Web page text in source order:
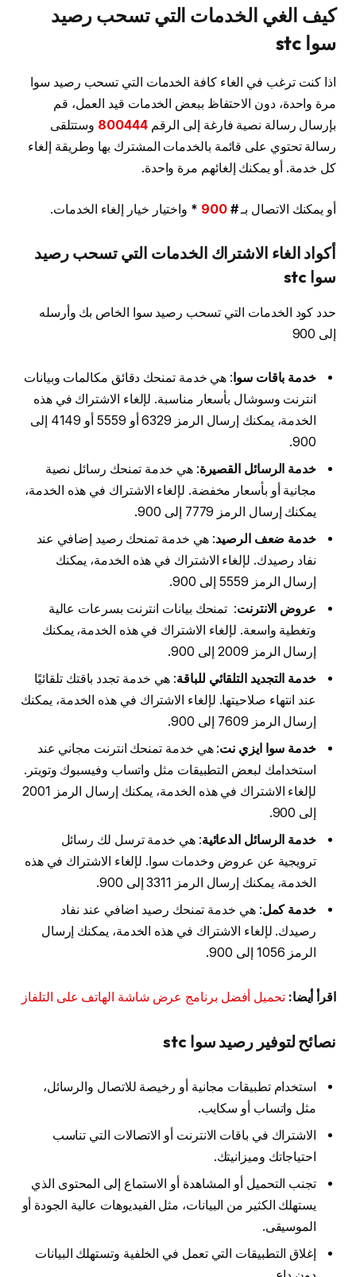
كيف الغي الخدمات التي تسحب رصيد
سوا stc
اذا كنت ترغب في الغاء كافة الخدمات التي تسحب رصيد سوا
مرة واحدة، دون الاحتفاظ ببعض الخدمات قيد العمل، قم
بإرسال رسالة نصية فارغة إلى الرقم800444 وستتلقى
رسالة تحتوي على قائمة بالخدمات المشترك بها وطريقة إلغاء
كل خدمة. أو يمكنك إلغائهم مرة واحدة.
أو يمكنك الاتصال بـ#
900
* واختيار خيار إلغاء الخدمات.
أكواد الغاء الاشتراك الخدمات التي تسحب رصيد
سوا stc
حدد كود الخدمات التي تسحب رصيد سوا الخاص بك وأرسله
إلى 900
خدمة باقات سوا : هي خدمة تمنحك دقائق مكالمات وبيانات
انترنت وسوشال بأسعار مناسبة. لإلغاء الاشتراك في هذه
الخدمة، يمكنك إرسال الرمز 6329 أو 5559 أو 4149 إلى
900.
خدمة الرسائل القصيرة: هي خدمة تمنحك رسائل نصية
مجانية أو بأسعار مخفضة. لإلغاء الاشتراك في هذه الخدمة،
يمكنك إرسال الرمز 7779 إلى 900.
خدمة ضعف الرصيد: هي خدمة تمنحك رصيد إضافي عند
نفاد رصيدك. لإلغاء الاشتراك في هذه الخدمة، يمكنك
إرسال الرمز 5559 إلى 900.
عروض الانترنت: تمنحك بيانات انترنت بسرعات عالية
وتغطية واسعة. لإلغاء الاشتراك في هذه الخدمة، يمكنك
إرسال الرمز 2009 إلى 900.
خدمة التجديد التلقائي للباقة: هي خدمة تجدد باقتك تلقائيًا
عند انتهاء صلاحيتها. لإلغاء الاشتراك في هذه الخدمة، يمكنك
إرسال الرمز 7609 إلى 900.
خدمة سوا ايزي نت: هي خدمة تمنحك انترنت مجاني عند
استخدامك لبعض التطبيقات مثل واتساب وفيسبوك وتويتر.
لإلغاء الاشتراك في هذه الخدمة، يمكنك إرسال الرمز 2001
إلى 900.
خدمة الرسائل الدعائية: هي خدمة ترسل لك رسائل
ترويجية عن عروض وخدمات سوا. لإلغاء الاشتراك في هذه
الخدمة، يمكنك إرسال الرمز 3311 إلى 900.
خدمة كمل: هي خدمة تمنحك رصيد اضافي عند نفاد
رصيدك. لإلغاء الاشتراك في هذه الخدمة، يمكنك إرسال
الرمز 1056 إلى 900.
اقرأ أيضا:تحميل أفضل برنامج عرض شاشة الهاتف على التلفاز
نصائح لتوفير رصيد سوا stc
استخدام تطبيقات مجانية أو رخيصة للاتصال والرسائل،
مثل واتساب أو سكايب.
الاشتراك في باقات الانترنت أو الاتصالات التي تناسب
احتياجاتك وميزانيتك.
تجنب التحميل أو المشاهدة أو الاستماع إلى المحتوى الذي
يستهلك الكثير من البيانات، مثل الفيديوهات عالية الجودة أو
الموسيقى.
إغلاق التطبيقات التي تعمل في الخلفية وتستهلك البيانات